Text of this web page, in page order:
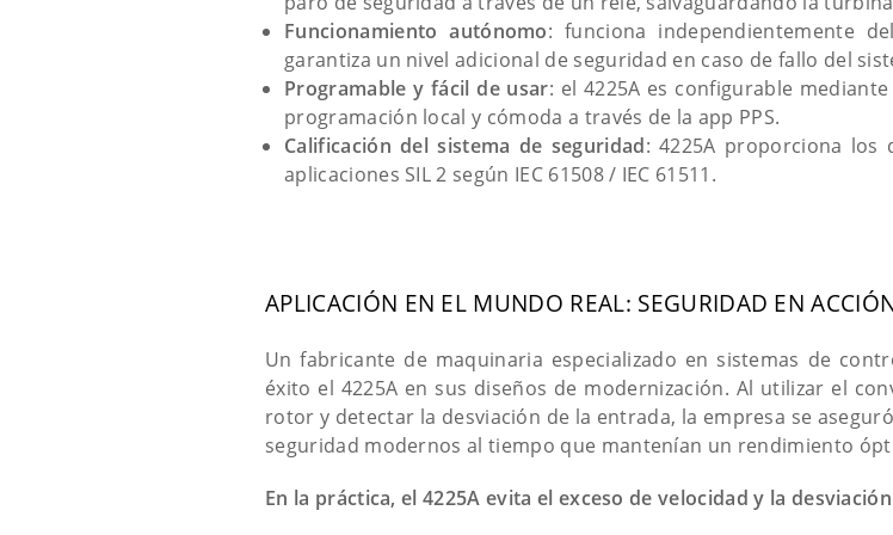
Funcionamiento autónomo: funciona independientemente
garantiza un nivel adicional de seguridad en caso de fallo del
Programable y fácil de usar: el 4225A es configurable
programación local y cómoda a través de la app PPS.
Calificación del sistema de seguridad: 4225A proporciona los
aplicaciones SIL 2 según IEC 61508 / IEC 61511.
APLICACIÓN EN EL MUNDO REAL: SEGURIDAD EN
Un fabricante de maquinaria especializado en sistemas de
éxito el 4225A en sus diseños de modernización. Al utilizar el
rotor y detectar la desviación de la entrada, la empresa se
seguridad modernos al tiempo que mantenían un rendimiento
En la práctica, el 4225A evita el exceso de velocidad y la